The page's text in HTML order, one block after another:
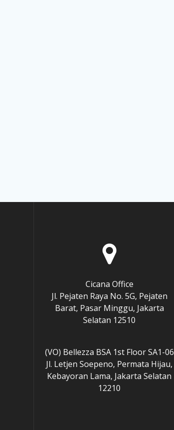
Cicana Office
Jl. Pejaten Raya No. 5G, Pejaten
Barat, Pasar Minggu, Jakarta
Selatan 12510
(VO) Bellezza BSA 1st Floor SA1-06
Jl. Letjen Soepeno, Permata Hijau,
Kebayoran Lama, Jakarta Selatan
12210